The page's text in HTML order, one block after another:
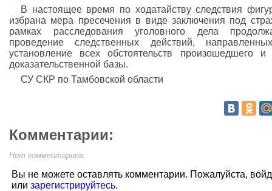
В настоящее время по ходатайству следствия
избрана мера пресечения в виде заключения под
рамках расследования уголовного дела
проведение следственных действий,
установление всех обстоятельств произошедшего и
доказательственной базы.
СУ СКР по Тамбовской области
Комментарии:
Нет комментариев.
Вы не можете оставлять комментарии. Пожалуйста,
или зарегистрируйтесь.